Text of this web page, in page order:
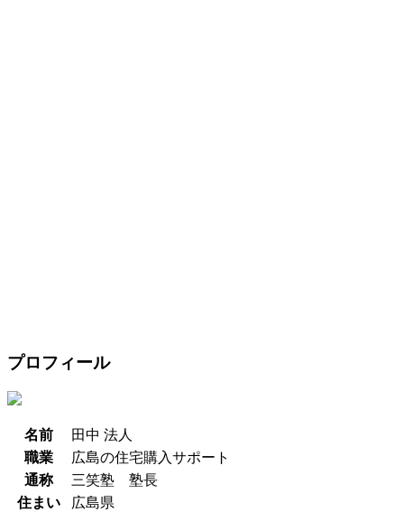
プロフィール
名前
田中 法人
職業
広島の住宅購入サポート
通称
三笑塾 塾長
住まい
広島県